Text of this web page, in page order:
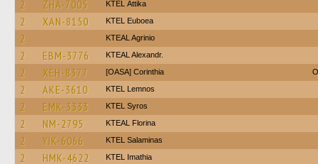
2 ZHA-7005 KΤΕL Αttika
2 XAN-8150 ΚΤΕL Euboea
2 KTEAL Agrinio
2 EBM-3776 KTEAL Alexandr.
2 XEH-8377 [OASA] Corinthia
2 AKE-3610 KTEL Lemnos
2 EMK-3333 KTEL Syros
2 NM-2795 KTEAL Florina
2 YIK-6066 KTEL Salaminas
2 HMK-4622 KTEL Imathia